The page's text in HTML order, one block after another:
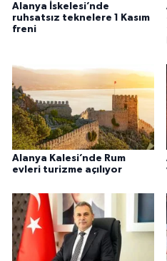
Alanya İskelesi’nde
ruhsatsız teknelere 1 Kasım
freni
Alanya Kalesi’nde Rum
evleri turizme açılıyor